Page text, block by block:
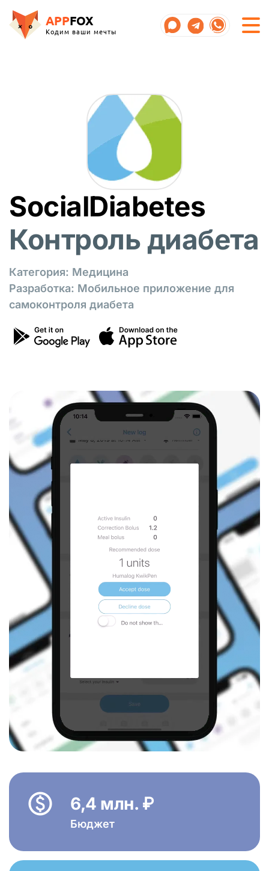
APPFOX
Кодим ваши мечты
SocialDiabetes
Контроль диабета
Категория: Медицина
Разработка: Мобильное приложение для
самоконтроля диабета
6,4 млн. ₽
Бюджет